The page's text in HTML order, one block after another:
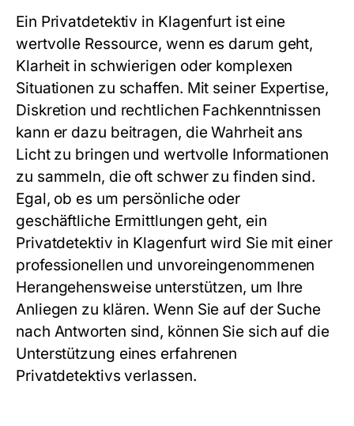
Ein Privatdetektiv in Klagenfurt ist eine
wertvolle Ressource, wenn es darum geht,
Klarheit in schwierigen oder komplexen
Situationen zu schaffen. Mit seiner Expertise,
Diskretion und rechtlichen Fachkenntnissen
kann er dazu beitragen, die Wahrheit ans
Licht zu bringen und wertvolle Informationen
zu sammeln, die oft schwer zu finden sind.
Egal, ob es um persönliche oder
geschäftliche Ermittlungen geht, ein
Privatdetektiv in Klagenfurt wird Sie mit einer
professionellen und unvoreingenommenen
Herangehensweise unterstützen, um Ihre
Anliegen zu klären. Wenn Sie auf der Suche
nach Antworten sind, können Sie sich auf die
Unterstützung eines erfahrenen
Privatdetektivs verlassen.